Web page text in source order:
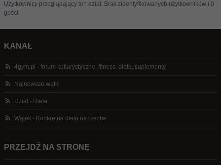
Użytkownicy przeglądający ten dział: Brak zidentyfikowanych użytkowników i 0
gości
KANAŁ
4gym.pl - forum kulturystyczne, fitness, dieta, suplementy
Najnowsze wątki
Dział - Dieta
Wątek - Konkretna dieta na rzezbe
PRZEJDŹ NA STRONĘ